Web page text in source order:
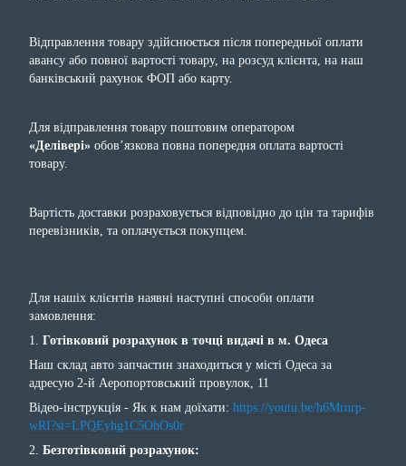
Відправлення товару здійснюється після попередньої оплати
авансу або повної вартості товару, на розсуд клієнта, на наш
банківський рахунок ФОП або карту.
Для відправлення товару поштовим оператором
«Делівері» обов’язкова повна попередня оплата вартості
товару.
Вартість доставки розраховується відповідно до цін та тарифів
перевізників, та оплачується покупцем.
Для нашіх клієнтів наявні наступні способи оплати
замовлення:
1. Готівковий розрахунок в точці видачі в м. Одеса
Наш склад авто запчастин знаходиться у місті Одеса за
адресую 2-й Аеропортовський провулок, 11
Відео-інструкція - Як к нам доїхати: https://youtu.be/h6Mrnrp-
wRI?si=LPQEyhg1C5OhOs0r
2. Безготівковий розрахунок: